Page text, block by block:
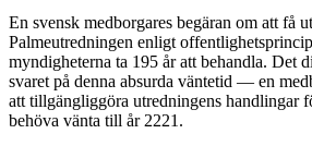
En svensk medborgares begäran om att få
Palmeutredningen enligt
myndigheterna ta 195 år att behandla. Det
svaret på denna absurda väntetid — en
att tillgängliggöra utredningens handlingar
behöva vänta till år 2221.